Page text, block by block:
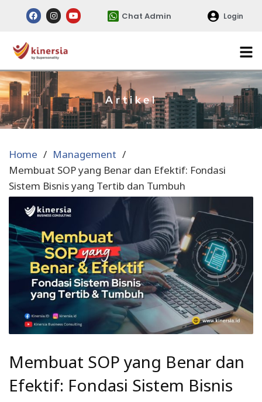
Chat Admin Login
Artikel
Home
Management
Membuat SOP yang Benar dan Efektif: Fondasi
Sistem Bisnis yang Tertib dan Tumbuh
Membuat SOP yang Benar dan
Efektif: Fondasi Sistem Bisnis